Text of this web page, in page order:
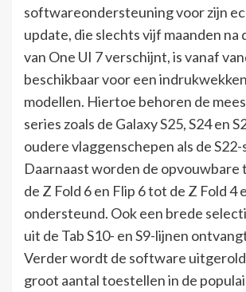
softwareondersteuning voor zijn
update, die slechts vijf maanden
van One UI 7 verschijnt, is vanaf
beschikbaar voor een
modellen. Hiertoe behoren de
series zoals de Galaxy S25, S24 en
oudere vlaggenschepen als de S22-
Daarnaast worden de opvouwbare
de Z Fold 6 en Flip 6 tot de Z Fold 4
ondersteund. Ook een brede
uit de Tab S10- en S9-lijnen
Verder wordt de software uitgerold
groot aantal toestellen in de